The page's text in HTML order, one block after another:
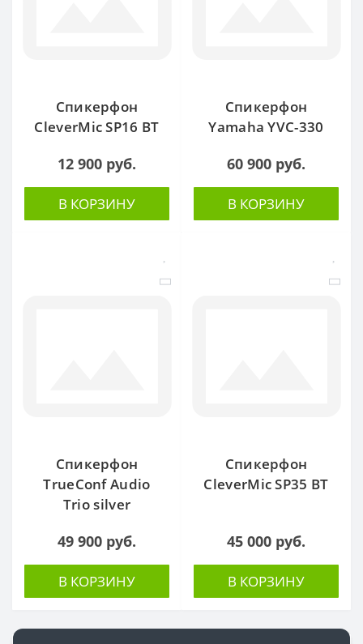
Спикерфон
CleverMic SP16 BT
12 900 руб.
В КОРЗИНУ
Спикерфон
Yamaha YVC-330
60 900 руб.
В КОРЗИНУ
Спикерфон
TrueConf Audio
Trio silver
49 900 руб.
В КОРЗИНУ
Спикерфон
CleverMic SP35 BT
45 000 руб.
В КОРЗИНУ